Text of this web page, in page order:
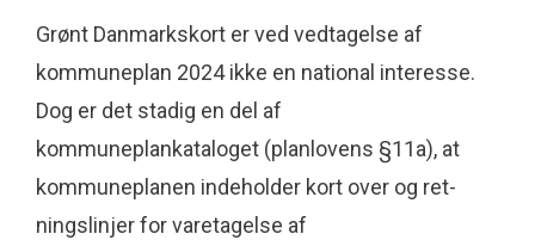
Grønt Danmarkskort er ved vedtagelse af
kommuneplan 2024 ikke en national interesse.
Dog er det stadig en del af
kommuneplankataloget (planlovens §11a), at
kommuneplanen indeholder kort over og ret­
ningslinjer for varetagelse af